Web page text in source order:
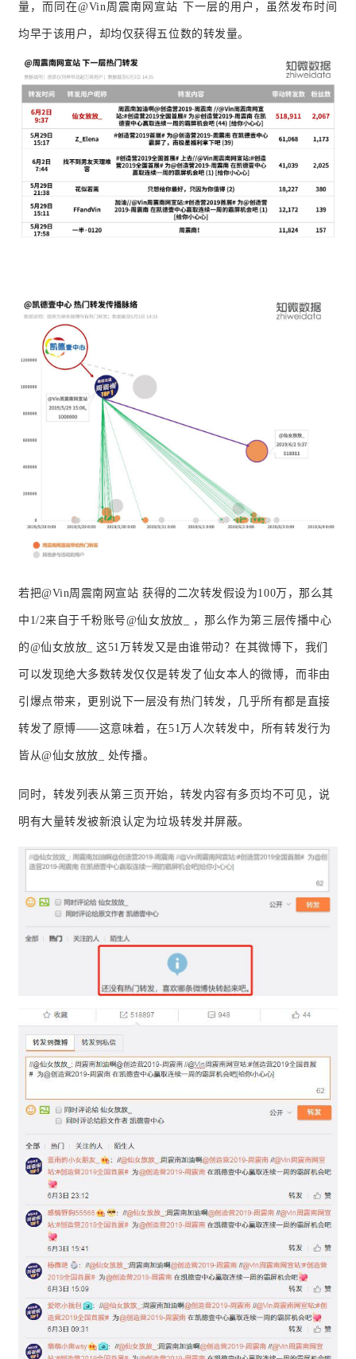
量，而同在@Vin周震南网宣站 下一层的用户，虽然发布时间
均早于该用户，却均仅获得五位数的转发量。
若把@Vin周震南网宣站 获得的二次转发假设为100万，那么其
中1/2来自于千粉账号@仙女放放_ ，那么作为第三层传播中心
的@仙女放放 _ 这51万转发又是由谁带动？在其微博下，我们
可以发现绝大多数转发仅仅是转发了仙女本人的微博，而非由
引爆点带来，更别说下一层没有热门转发，几乎所有都是直接
转发了原博——这意味着，在51万 人次转发中，所有转发行为
皆从@仙女放放 处传播。
同时，转发列表从第三页开始， 转发内容有多页均不可见 ，说
明有大量转发被新浪认定为垃圾转发并屏蔽。